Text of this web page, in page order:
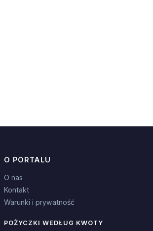
O PORTALU
O nas
Kontakt
Warunki i prywatność
POŻYCZKI WEDŁUG KWOTY